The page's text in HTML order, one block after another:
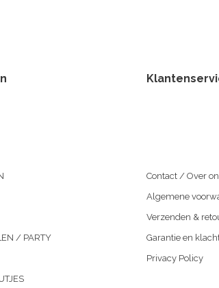
/ PARTY
Contact / Over
Algemene
Verzenden &
Garantie en
Privacy Policy